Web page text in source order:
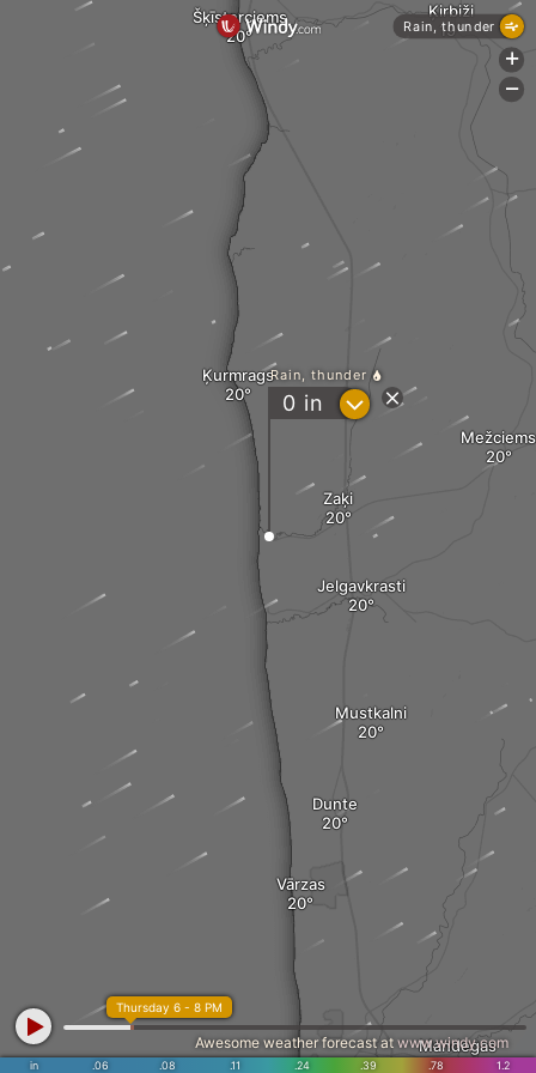
Zaķi
Ķurmrags
Jelgavkrasti
Mustkalni
Dunte
Vārzas
Mežciems
Mandegas
Šķīsterciems Ķirbiži
Rain, thunder
0 in ?
in .06 .08 .11 .24 .39 .78 1.2
Thursday 6 - 8 PM
Awesome weather forecast at www.windy.com
Rain, thunder
+
-